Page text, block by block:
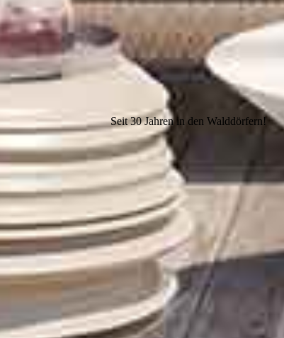
Seit 30 Jahren in den Walddörfern!